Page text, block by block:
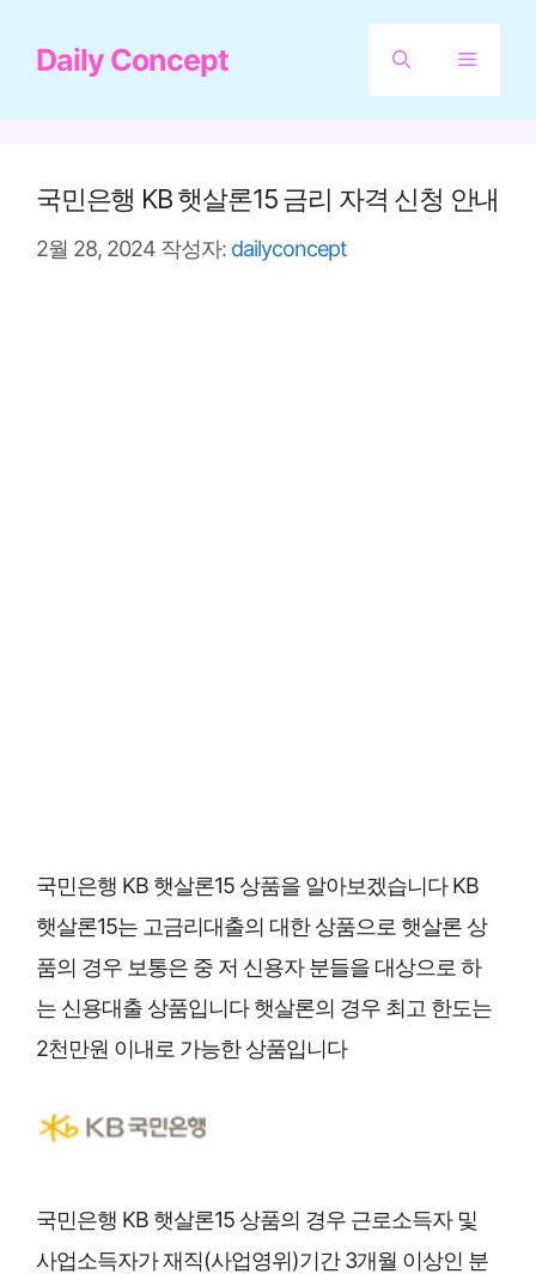
Daily Concept 메
국민은행 KB 햇살론15 금리 자격 신청 안내
2월 28, 2024 작성자: dailyconcept
국민은행 KB 햇살론15 상품을 알아보겠습니다 KB
햇살론15는 고금리대출의 대한 상품으로 햇살론 상
품의 경우 보통은 중 저 신용자 분들을 대상으로 하
는 신용대출 상품입니다 햇살론의 경우 최고 한도는
2천만원 이내로 가능한 상품입니다
국민은행 KB 햇살론15 상품의 경우 근로소득자 및
사업소득자가 재직(사업영위)기간 3개월 이상인 분